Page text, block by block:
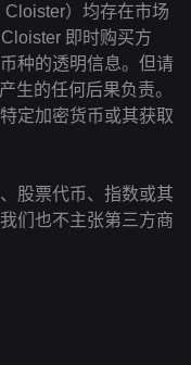
）均存在市场
即时购买方
种的透明信息。但请
生的任何后果负责。
定加密货币或其获取
股票代币、指数或其
们也不主张第三方商